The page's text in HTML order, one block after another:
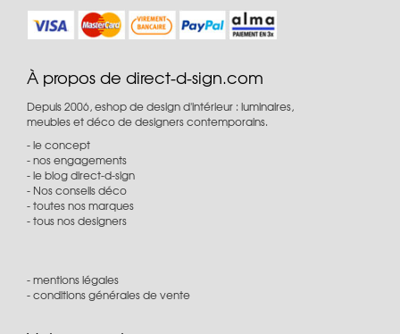
À propos de direct-d-sign.com
Depuis 2006, eshop de design d'intérieur : luminaires,
meubles et déco de designers contemporains.
le concept
nos engagements
le blog direct-d-sign
Nos conseils déco
toutes nos marques
tous nos designers
mentions légales
conditions générales de vente